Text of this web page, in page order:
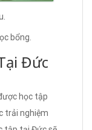
bổng.
Đức
học tập
trải nghiệm